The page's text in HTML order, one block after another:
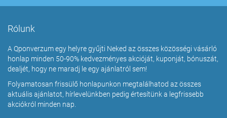
Rólunk
A Qponverzum egy helyre gyűjti Neked az összes közösségi vásárló
honlap minden 50-90% kedvezményes akcióját, kuponját, bónuszát,
dealjét, hogy ne maradj le egy ajánlatról sem!
Folyamatosan frissülő honlapunkon megtalálhatod az összes
aktuális ajánlatot, hírlevelünkben pedig értesítünk a legfrissebb
akciókról minden nap.